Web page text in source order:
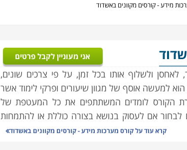
מידע - קורסים מקוונים באשדוד
אני מעוניין לקבל פרטים
ולשלוף אותו בכל זמן, על פי צרכים שונים,
למעשה אוסף של מגוון שיעורים ופרקי לימוד אשר
הקורס לומדים המשתתפים את כל המעטפת של
לבחור אם לעסוק בנושא בצורה כוללת או להתמחות
קרא עוד עלקורס מערכות מידע - קורסים מקוונים באשדוד